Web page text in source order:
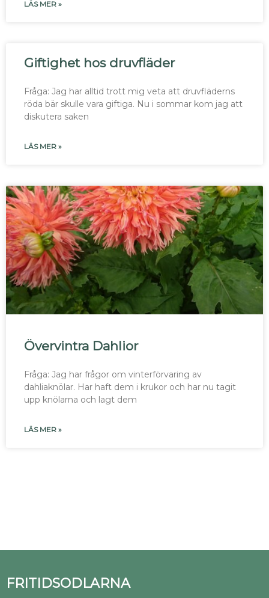
LÄS MER »
Giftighet hos druvfläder
Fråga: Jag har alltid trott mig veta att druvfläderns
röda bär skulle vara giftiga. Nu i sommar kom jag att
diskutera saken
LÄS MER »
Övervintra Dahlior
Fråga: Jag har frågor om vinterförvaring av
dahliaknölar. Har haft dem i krukor och har nu tagit
upp knölarna och lagt dem
LÄS MER »
FRITIDSODLARNA